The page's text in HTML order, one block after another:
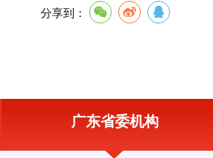
分享到：
广东省委机构